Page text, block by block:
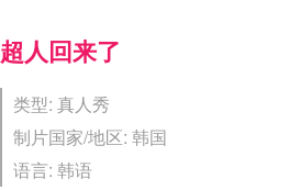
超人回来了
类型: 真人秀
制片国家/地区: 韩国
语言: 韩语